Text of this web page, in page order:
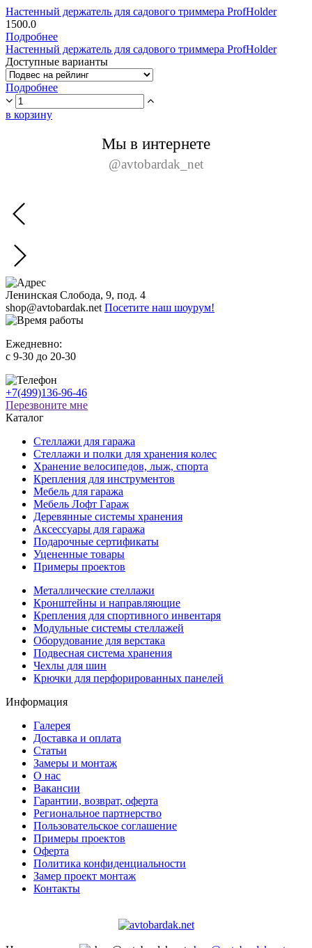
Настенный держатель для садового триммера ProfHolder
1500.0
Подробнее
Настенный держатель для садового триммера ProfHolder
Доступные варианты
Подробнее
в корзину
Мы в интернете
@avtobardak_net
Ленинская Слобода, 9, под. 4
shop@avtobardak.net Посетите наш шоурум!
Ежедневно:
c 9-30 до 20-30
+7(499)136-96-46
Перезвоните мне
Каталог
Стеллажи для гаража
Стеллажи и полки для хранения колес
Хранение велосипедов, лыж, спорта
Крепления для инструментов
Мебель для гаража
Мебель Лофт Гараж
Деревянные системы хранения
Аксессуары для гаража
Подарочные сертификаты
Уцененные товары
Примеры проектов
Металлические стеллажи
Кронштейны и направляющие
Крепления для спортивного инвентаря
Модульные системы стеллажей
Оборудование для верстака
Подвесная система хранения
Чехлы для шин
Крючки для перфорированных панелей
Информация
Галерея
Доставка и оплата
Статьи
Замеры и монтаж
О нас
Вакансии
Гарантии, возврат, оферта
Региональное партнерство
Пользовательское соглашение
Примеры проектов
Оферта
Политика конфиденциальности
Замер проект монтаж
Контакты